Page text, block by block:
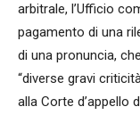
arbitrale, l’Ufficio
pagamento di una
di una pronuncia,
“diverse gravi
alla Corte d’appello